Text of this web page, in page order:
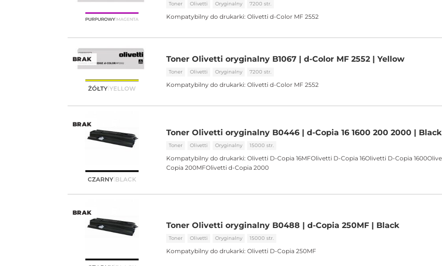
Toner Olivetti Oryginalny 7200 str.
Kompatybilny do drukarki: Olivetti d-Color MF 2552
BRAK Toner Olivetti oryginalny B1067 | d-Color MF 2552 | Yellow
Toner Olivetti Oryginalny 7200 str.
Kompatybilny do drukarki: Olivetti d-Color MF 2552
BRAK
Toner Olivetti oryginalny B0446 | d-Copia 16 1600 200 2000 | Black
Toner Olivetti Oryginalny 15000 str.
Kompatybilny do drukarki: Olivetti D-Copia 16MFOlivetti D-Copia 16Olivetti D-Copia
Copia 200MFOlivetti d-Copia 2000
BRAK
Toner Olivetti oryginalny B0488 | d-Copia 250MF | Black
Toner Olivetti Oryginalny 15000 str.
Kompatybilny do drukarki: Olivetti D-Copia 250MF